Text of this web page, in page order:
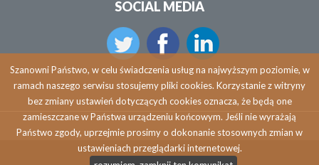
SOCIAL MEDIA
Copyright © 2026 agdrtv24.pl
Szanowni Państwo, w celu świadczenia usług na najwyższym poziomie, w
ramach naszego serwisu stosujemy pliki cookies. Korzystanie z witryny
bez zmiany ustawień dotyczących cookies oznacza, że będą one
zamieszczane w Państwa urządzeniu końcowym. Jeśli nie wyrażają
Państwo zgody, uprzejmie prosimy o dokonanie stosownych zmian w
ustawieniach przeglądarki internetowej.